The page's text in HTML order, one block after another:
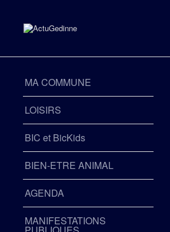
MA COMMUNE
LOISIRS
BIC et BicKids
BIEN-ETRE ANIMAL
AGENDA
MANIFESTATIONS